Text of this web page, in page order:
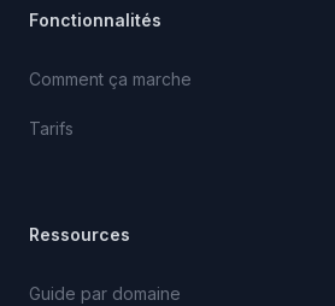
Fonctionnalités
Comment ça marche
Tarifs
Ressources
Guide par domaine